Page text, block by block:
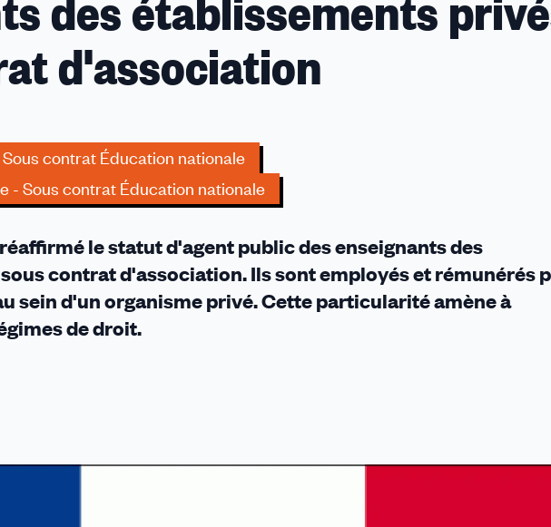
des établissements
d'association
contrat Éducation nationale
- Sous contrat Éducation nationale
le statut d'agent public des enseignants des
contrat d'association. Ils sont employés et rémunérés
sein d'un organisme privé. Cette particularité amène à
de droit.